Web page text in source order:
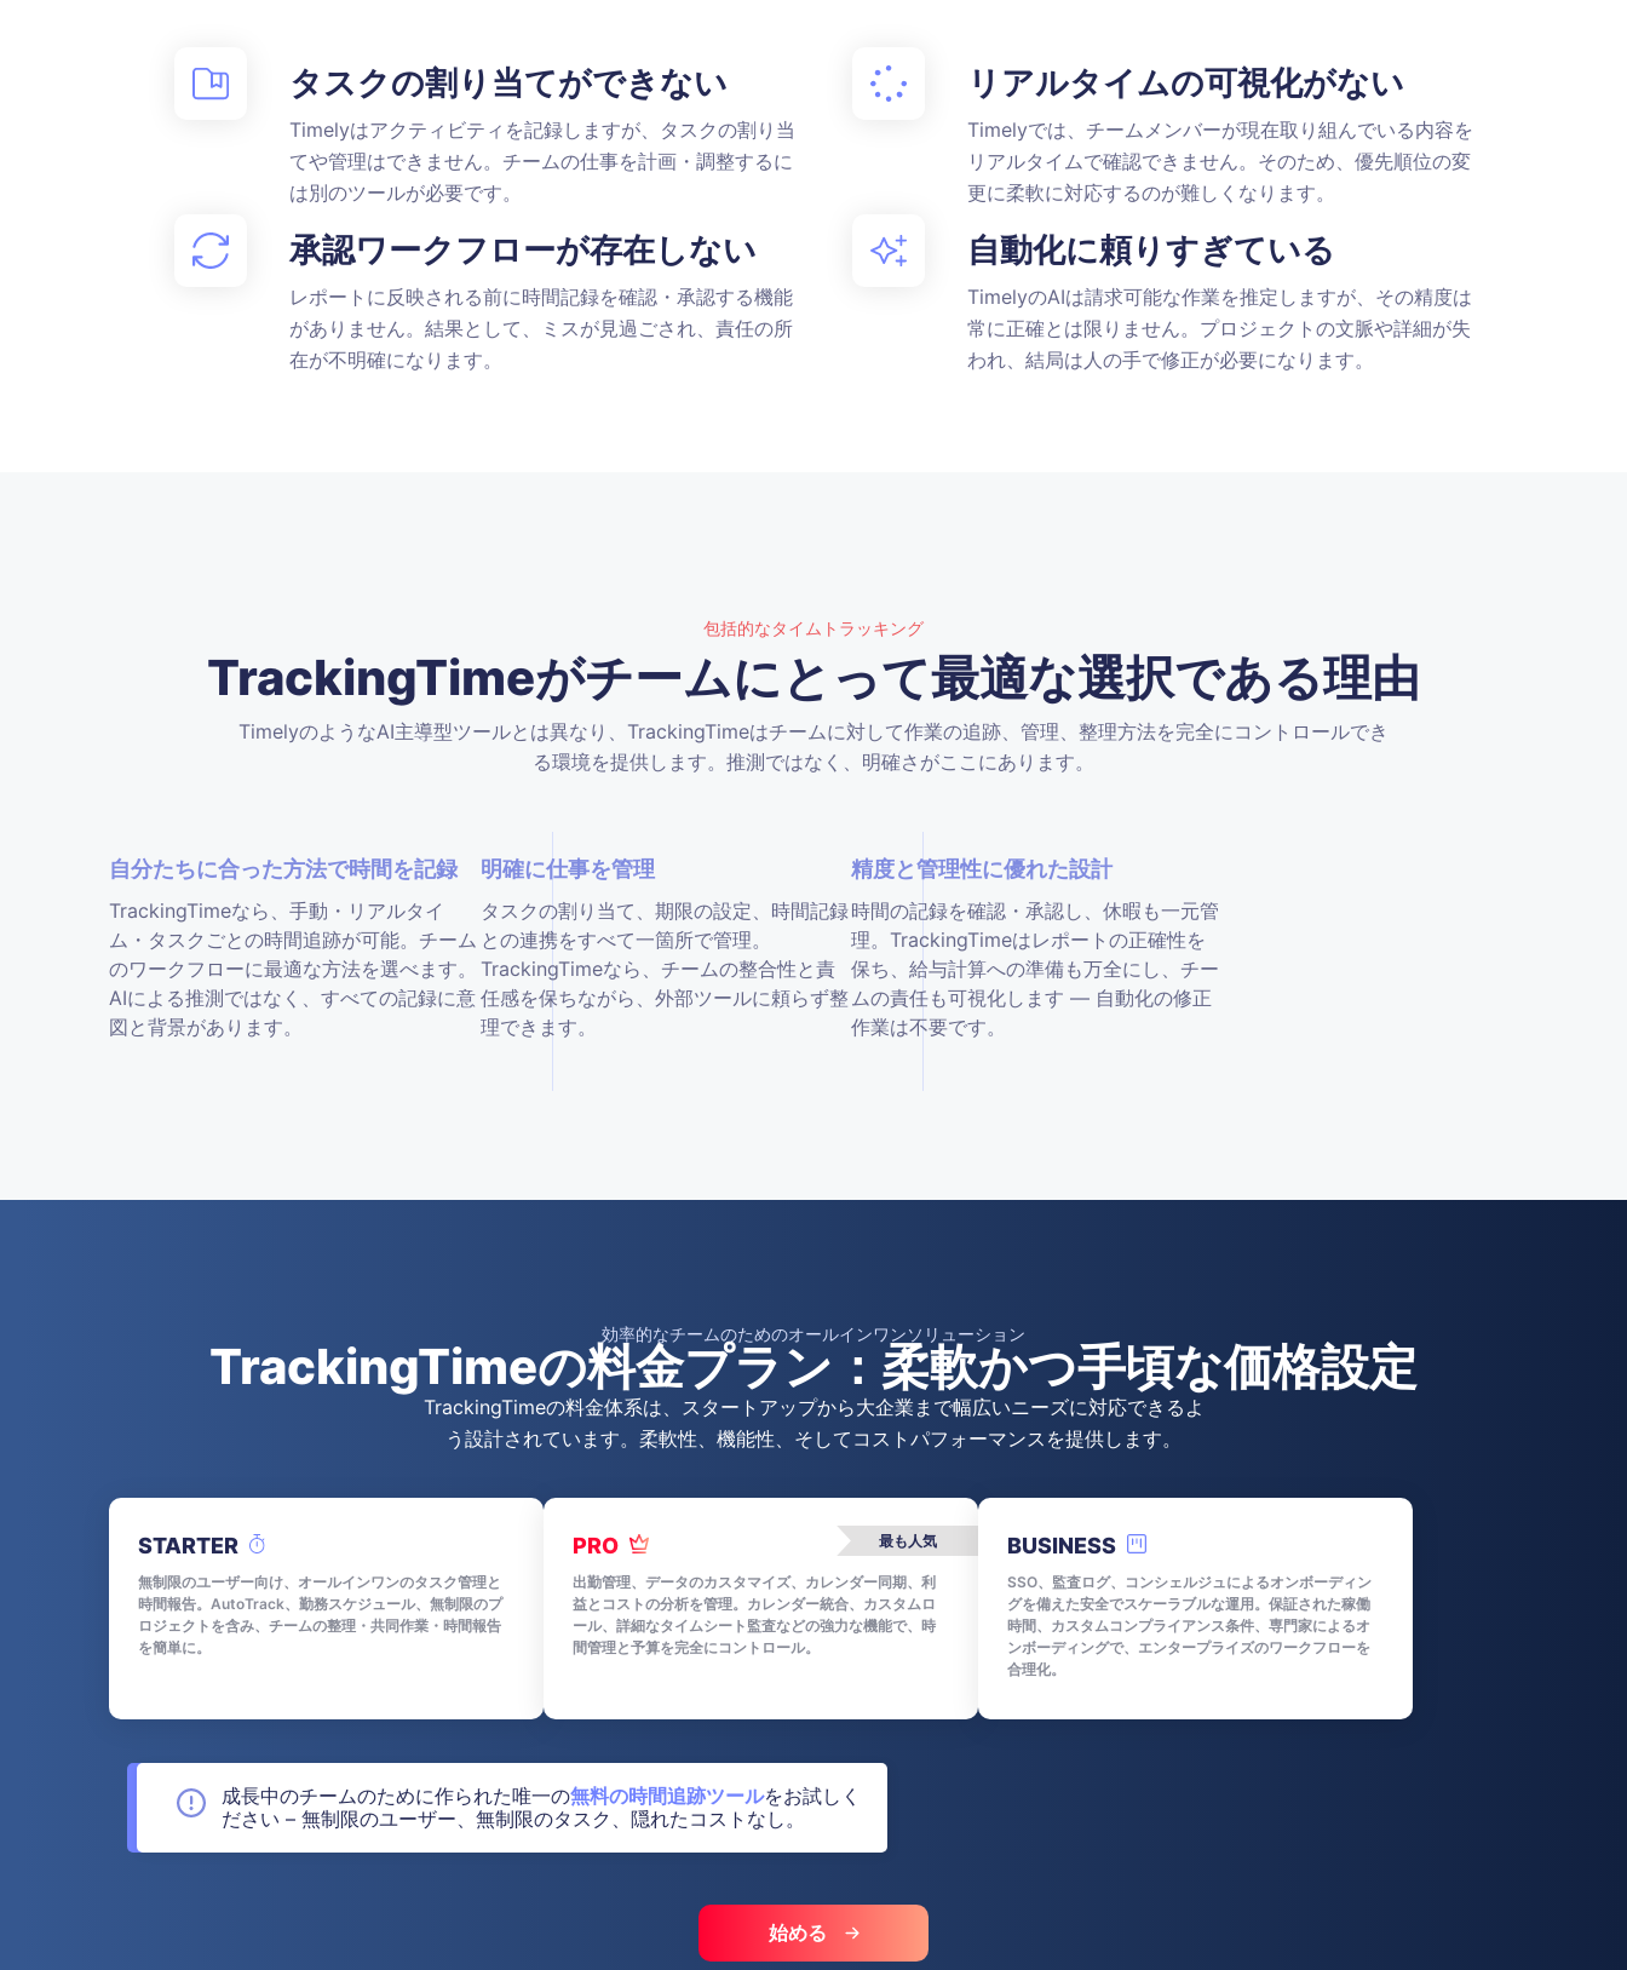
タスクの割り当てができない
Timelyはアクティビティを記録しますが、タスクの割り当
てや管理はできません。チームの仕事を計画・調整するに
は別のツールが必要です。
リアルタイムの可視化がない
Timelyでは、チームメンバーが現在取り組んでいる内容を
リアルタイムで確認できません。そのため、優先順位の変
更に柔軟に対応するのが難しくなります。
承認ワークフローが存在しない
レポートに反映される前に時間記録を確認・承認する機能
がありません。結果として、ミスが見過ごされ、責任の所
在が不明確になります。
自動化に頼りすぎている
TimelyのAIは請求可能な作業を推定しますが、その精度は
常に正確とは限りません。プロジェクトの文脈や詳細が失
われ、結局は人の手で修正が必要になります。
包括的なタイムトラッキング
TrackingTimeがチームにとって最適な選択である理由
TimelyのようなAI主導型ツールとは異なり、TrackingTimeはチームに対して作業の追跡、管理、整理方法を完全にコントロールでき
る環境を提供します。推測ではなく、明確さがここにあります。
自分たちに合った方法で時間を記録
TrackingTimeなら、手動・リアルタイ
ム・タスクごとの時間追跡が可能。チーム
のワークフローに最適な方法を選べます。
AIによる推測ではなく、すべての記録に意
図と背景があります。
明確に仕事を管理
タスクの割り当て、期限の設定、時間記録
との連携をすべて一箇所で管理。
TrackingTimeなら、チームの整合性と責
任感を保ちながら、外部ツールに頼らず整
理できます。
精度と管理性に優れた設計
時間の記録を確認・承認し、休暇も一元管
理。TrackingTimeはレポートの正確性を
保ち、給与計算への準備も万全にし、チー
ムの責任も可視化します — 自動化の修正
作業は不要です。
効率的なチームのためのオールインワンソリューション
TrackingTimeの料金プラン：柔軟かつ手頃な価格設定
TrackingTimeの料金体系は、スタートアップから大企業まで幅広いニーズに対応できるよ
う設計されています。柔軟性、機能性、そしてコストパフォーマンスを提供します。
STARTER
無制限のユーザー向け、オールインワンのタスク管理と
時間報告。AutoTrack、勤務スケジュール、無制限のプ
ロジェクトを含み、チームの整理・共同作業・時間報告
を簡単に。
PRO
出勤管理、データのカスタマイズ、カレンダー同期、利
益とコストの分析を管理。カレンダー統合、カスタムロ
ール、詳細なタイムシート監査などの強力な機能で、時
間管理と予算を完全にコントロール。
最も人気 BUSINESS
SSO、監査ログ、コンシェルジュによるオンボーディン
グを備えた安全でスケーラブルな運用。保証された稼働
時間、カスタムコンプライアンス条件、専門家によるオ
ンボーディングで、エンタープライズのワークフローを
合理化。
成長中のチームのために作られた唯一の無料の時間追跡ツールをお試しく
ださい – 無制限のユーザー、無制限のタスク、隠れたコストなし。
始める